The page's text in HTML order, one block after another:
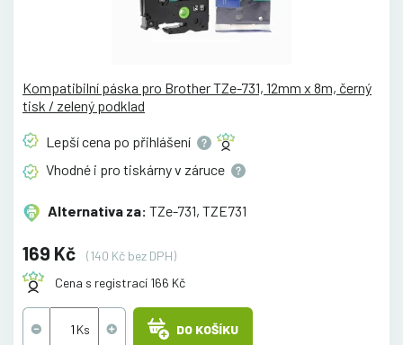
Kompatibilní páska pro Brother TZe-731, 12mm x 8m, černý
tisk / zelený podklad
Lepší cena po přihlášení
Vhodné i pro tiskárny v záruce
Alternativa za: TZe-731, TZE731
169 Kč
(140 Kč bez DPH)
Cena s registrací 166 Kč
DO KOŠÍKU